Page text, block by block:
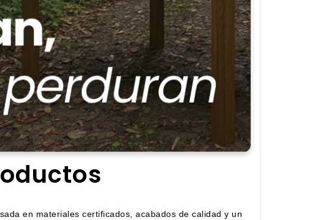
en materiales certificados, acabados de calidad y un